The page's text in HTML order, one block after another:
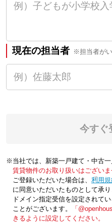
現在の担当者 ※担当者が
今すぐ
※当社では、新築一戸建て・中古一
賃貸物件のお取り扱いはござい
ご登録いただいた場合は、「利用規
に同意いただいたものとして承り
ドメイン指定受信を設定されて
ことがございます。
「
きるように設定してください。